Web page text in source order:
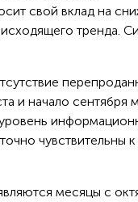
свой вклад на
тренда.
и начало сентября
чувствительны к
месяцы с